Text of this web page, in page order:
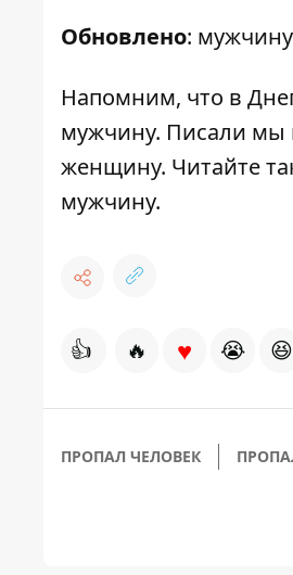
Обновлено:
Напомним, что в
мужчину. Писали мы
женщину. Читайте
мужчину.
👍 🔥 ♥ 😭 😆
ПРОПАЛ ЧЕЛОВЕК